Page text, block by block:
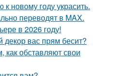
новому году украсить.
переводят в MAX.
в 2026 году!
декор вас прям бесит?
обставляют свои